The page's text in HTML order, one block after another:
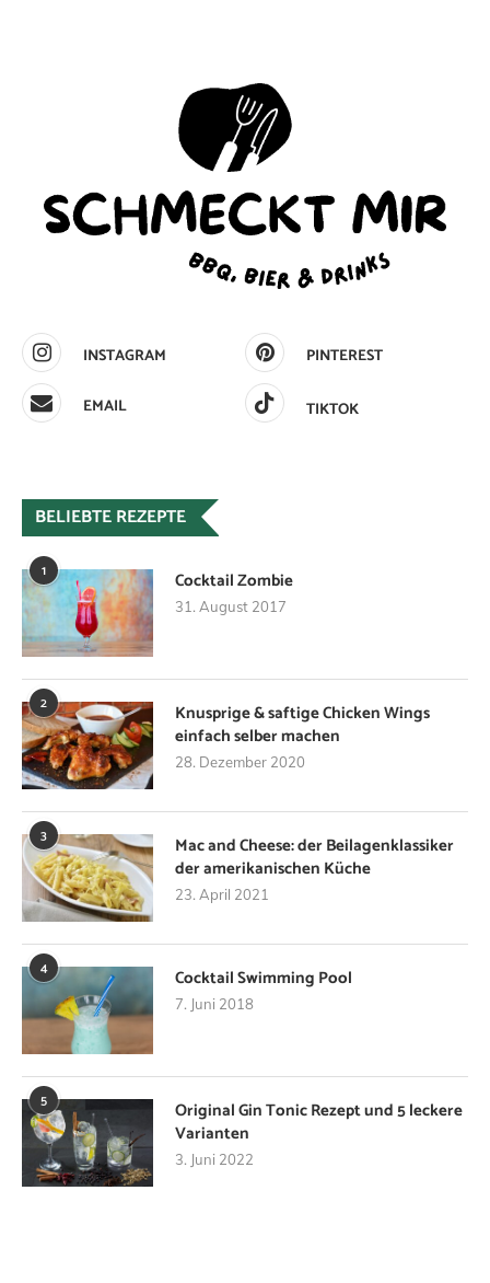
INSTAGRAM
PINTEREST
EMAIL
TIKTOK
BELIEBTE REZEPTE
1 Cocktail Zombie
31. August 2017
2
Knusprige & saftige Chicken Wings
einfach selber machen
28. Dezember 2020
3
Mac and Cheese: der Beilagenklassiker
der amerikanischen Küche
23. April 2021
4 Cocktail Swimming Pool
7. Juni 2018
5
Original Gin Tonic Rezept und 5 leckere
Varianten
3. Juni 2022